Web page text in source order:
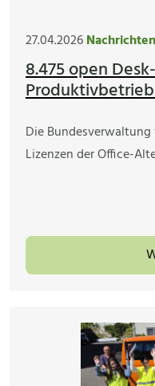
27.04.2026Nachrichten
8.475 open
Die
Lizenzen der Office-